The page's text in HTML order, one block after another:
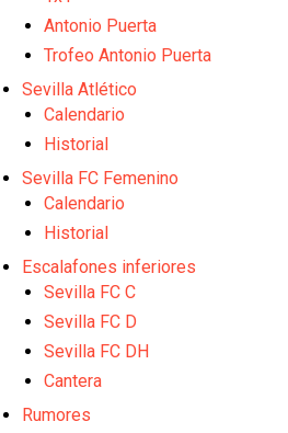
Juanlu de vuelta a Sevilla
El Granada negocia con el
El Sevilla mueve ficha por
Antonio Puerta
Trofeo Antonio Puerta
Sevilla Atlético
Calendario
Historial
Sevilla FC Femenino
Calendario
Historial
Escalafones inferiores
Sevilla FC C
Sevilla FC D
Sevilla FC DH
Cantera
Rumores